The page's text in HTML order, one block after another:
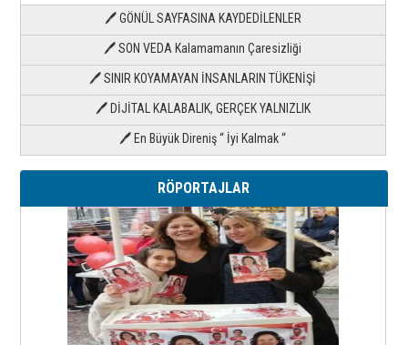
🖊 GÖNÜL SAYFASINA KAYDEDİLENLER
🖊 SON VEDA Kalamamanın Çaresizliği
🖊 SINIR KOYAMAYAN İNSANLARIN TÜKENİŞİ
🖊 DİJİTAL KALABALIK, GERÇEK YALNIZLIK
🖊 En Büyük Direniş “ İyi Kalmak “
RÖPORTAJLAR